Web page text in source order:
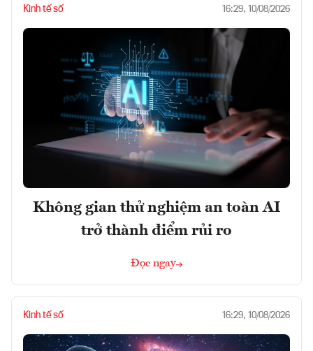
Kinh tế số 16:29, 10/08/2026
Không gian thử nghiệm an toàn AI
trở thành điểm rủi ro
Đọc ngay
Kinh tế số 16:29, 10/08/2026